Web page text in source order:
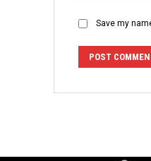
Save my